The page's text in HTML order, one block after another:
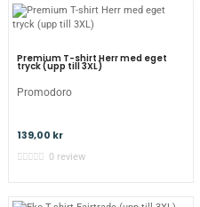
Premium T-shirt Herr med eget
tryck (upp till 3XL)
Promodoro
139,00 kr
0 review